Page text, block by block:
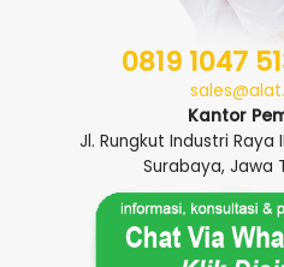
0819 1047
Kantor
Jl. Rungkut Industri Raya
Surabaya, Jawa